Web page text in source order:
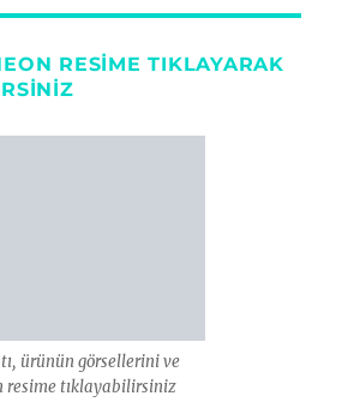
RESİME TIKLAYARAK
ürünün görsellerini ve
resime tıklayabilirsiniz